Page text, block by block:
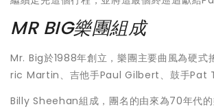
MR BIG樂團組成
Mr. Big於1988年創立，樂團主要曲風為硬式
ric Martin、吉他手Paul Gilbert、鼓手Pat
Billy Sheehan組成，團名的由來為70年代